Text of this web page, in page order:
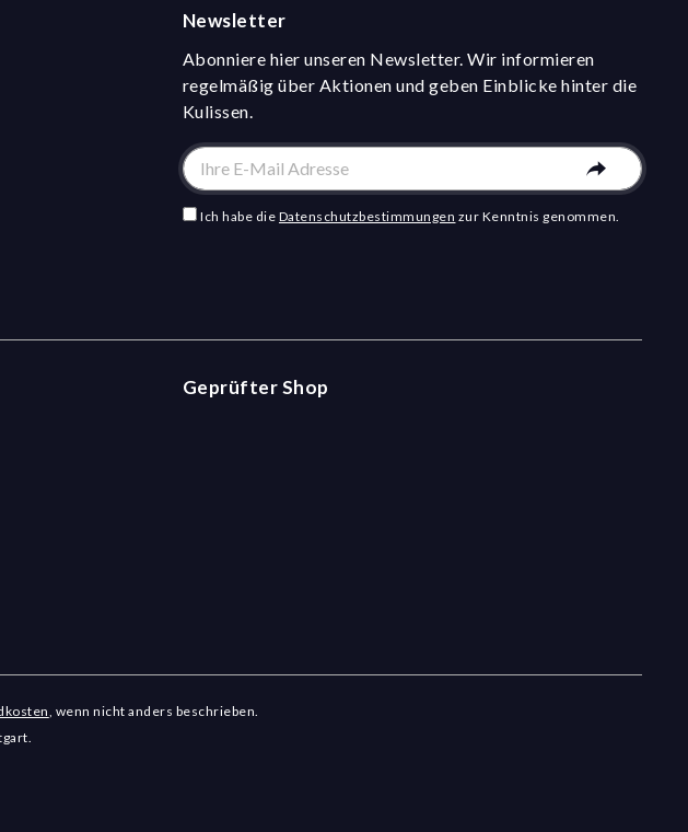
Newsletter
Abonniere hier unseren Newsletter. Wir informieren
regelmäßig über Aktionen und geben Einblicke hinter die
Kulissen.
Ich habe die Datenschutzbestimmungen zur Kenntnis genommen.
Geprüfter Shop
, wenn nicht anders beschrieben.